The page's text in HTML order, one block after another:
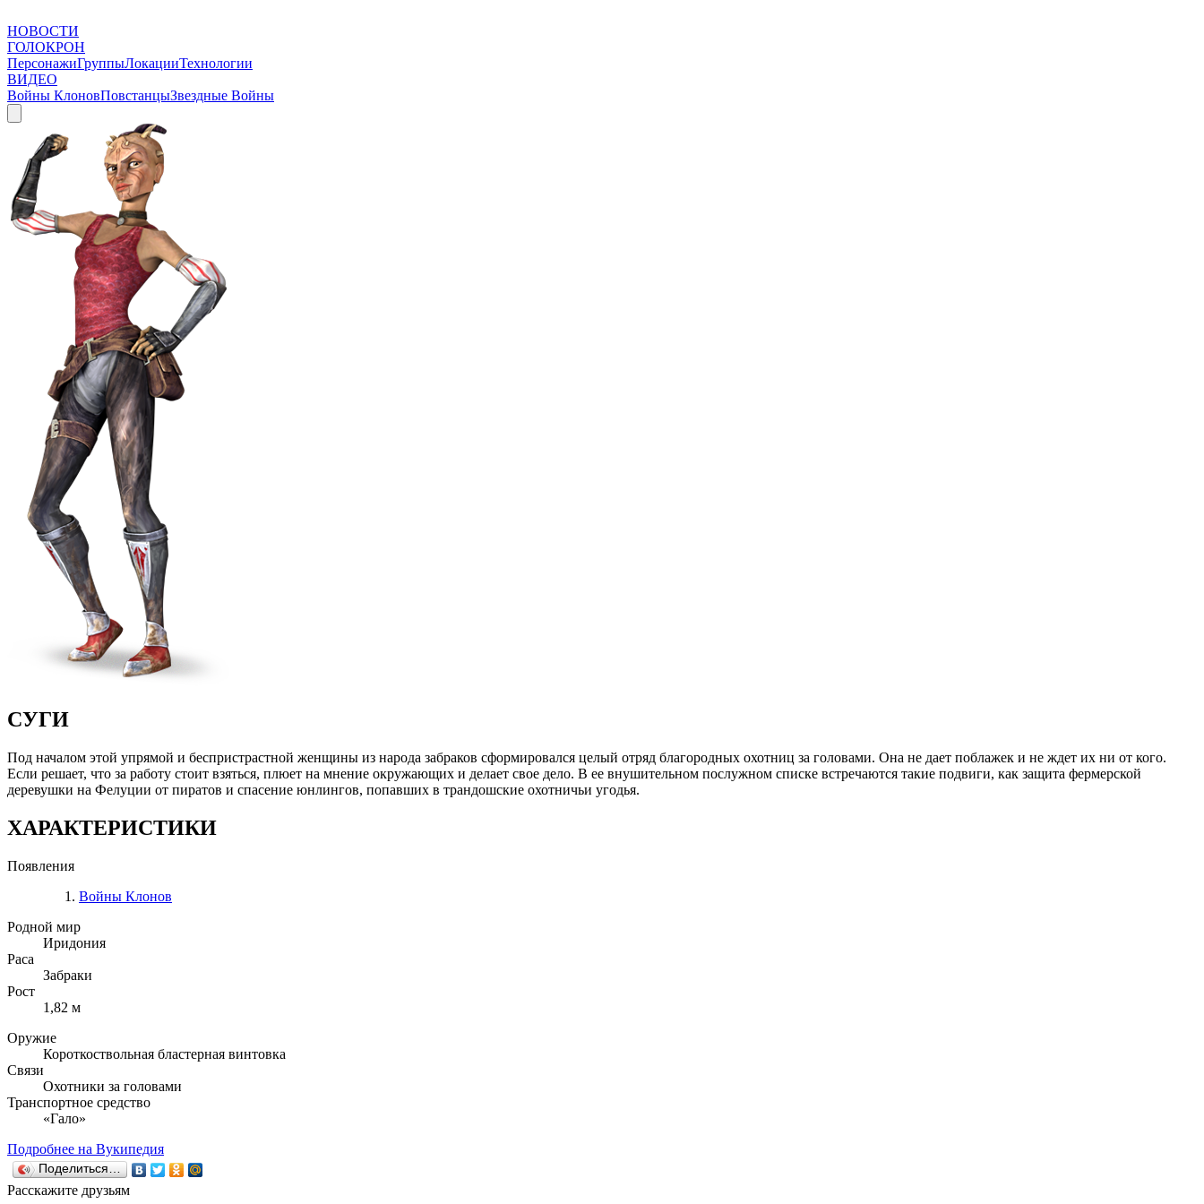
НОВОСТИ
ГОЛОКРОН
ПерсонажиГруппыЛокацииТехнологии
ВИДЕО
Войны КлоновПовстанцыЗвездные Войны
СУГИ
Под началом этой упрямой и беспристрастной женщины из народа забраков сформировался целый отряд благородных охотниц за головами. Она не дает поблажек и не ждет их ни от кого.
Если решает, что за работу стоит взяться, плюет на мнение окружающих и делает свое дело. В ее внушительном послужном списке встречаются такие подвиги, как защита фермерской
деревушки на Фелуции от пиратов и спасение юнлингов, попавших в трандошские охотничьи угодья.
ХАРАКТЕРИСТИКИ
Появления
Войны Клонов
Родной мир
Иридония
Раса
Забраки
Рост
1,82 м
Оружие
Короткоствольная бластерная винтовка
Связи
Охотники за головами
Транспортное средство
«Гало»
Подробнее на Вукипедия
Поделиться…
Расскажите друзьям